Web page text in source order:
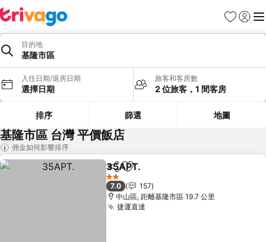
我的最愛
登入 選
目的地
基隆市區
入住日期/退房日期
選擇日期
旅客和客房數
2 位旅客，1 間客房
排序 篩選 地圖
基隆市區 台灣 平價飯店
佣金如何影響排序
分享 加入我的最愛
35APT.
2 星級
7.0
157
中山區, 距離基隆市區 19.7 公里
捷運直達